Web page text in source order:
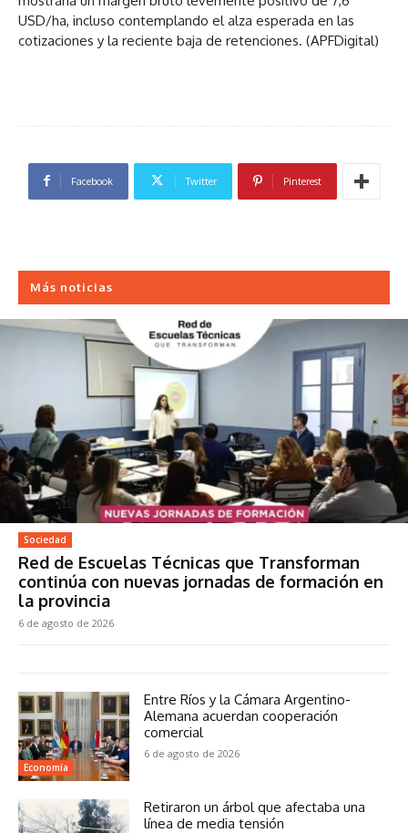
USD/ha, incluso contemplando el alza esperada en las
cotizaciones y la reciente baja de retenciones. (APFDigital)
Facebook Twitter Pinterest
Más noticias
Sociedad
Red de Escuelas Técnicas que Transforman
continúa con nuevas jornadas de formación en
la provincia
6 de agosto de 2026
Economía
Entre Ríos y la Cámara Argentino-
Alemana acuerdan cooperación
comercial
6 de agosto de 2026
Retiraron un árbol que afectaba una
línea de media tensión